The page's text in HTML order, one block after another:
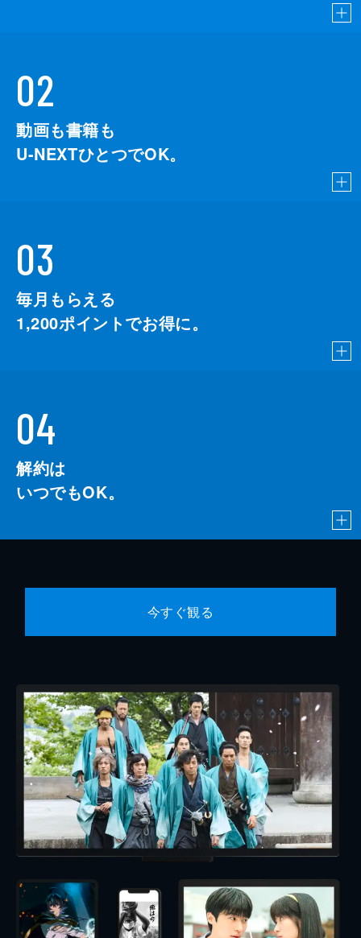
02
動画も書籍も
U-NEXTひとつでOK。
03
毎月もらえる
1,200ポイントでお得に。
04
解約は
いつでもOK。
今すぐ観る